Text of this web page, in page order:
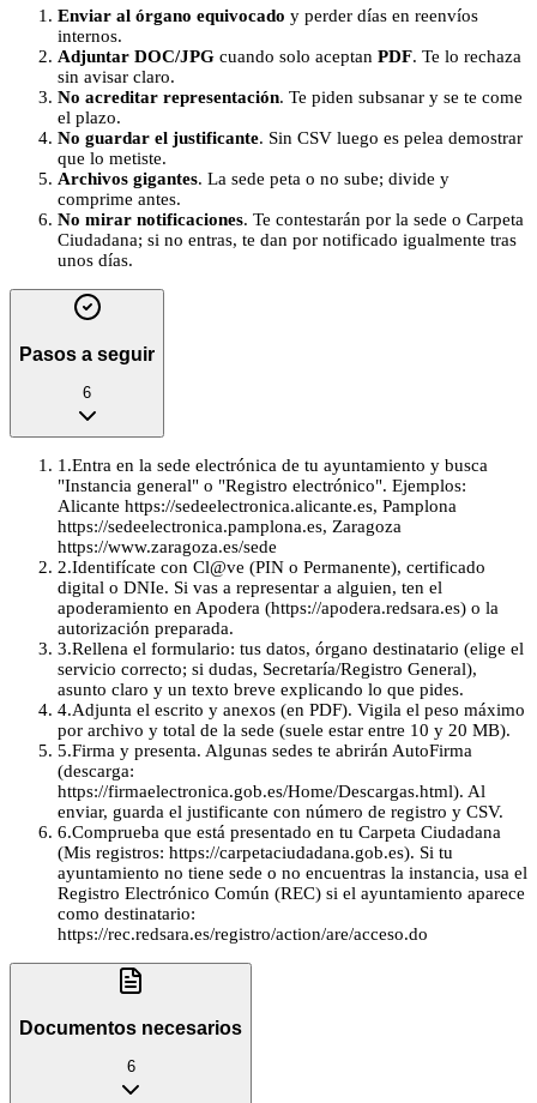
Enviar al órgano equivocado y perder días en reenvíos
internos.
Adjuntar DOC/JPG cuando solo aceptan PDF. Te lo rechaza
sin avisar claro.
No acreditar representación. Te piden subsanar y se te come
el plazo.
No guardar el justificante. Sin CSV luego es pelea demostrar
que lo metiste.
Archivos gigantes. La sede peta o no sube; divide y
comprime antes.
No mirar notificaciones. Te contestarán por la sede o Carpeta
Ciudadana; si no entras, te dan por notificado igualmente tras
unos días.
Pasos a seguir
6
1 .Entra en la sede electrónica de tu ayuntamiento y busca
"Instancia general" o "Registro electrónico". Ejemplos:
Alicante https://sedeelectronica.alicante.es, Pamplona
https://sedeelectronica.pamplona.es, Zaragoza
https://www.zaragoza.es/sede
2.Identifícate con Cl@ve (PIN o Permanente), certificado
digital o DNIe. Si vas a representar a alguien, ten el
apoderamiento en Apodera (https://apodera.redsara.es) o la
autorización preparada.
3.Rellena el formulario: tus datos, órgano destinatario (elige el
servicio correcto; si dudas, Secretaría/Registro General),
asunto claro y un texto breve explicando lo que pides.
4.Adjunta el escrito y anexos (en PDF). Vigila el peso máximo
por archivo y total de la sede (suele estar entre 10 y 20 MB).
5.Firma y presenta. Algunas sedes te abrirán AutoFirma
(descarga:
https://firmaelectronica.gob.es/Home/Descargas.html). Al
enviar, guarda el justificante con número de registro y CSV.
6.Comprueba que está presentado en tu Carpeta Ciudadana
(Mis registros: https://carpetaciudadana.gob.es). Si tu
ayuntamiento no tiene sede o no encuentras la instancia, usa el
Registro Electrónico Común (REC) si el ayuntamiento aparece
como destinatario:
https://rec.redsara.es/registro/action/are/acceso.do
Documentos necesarios
6